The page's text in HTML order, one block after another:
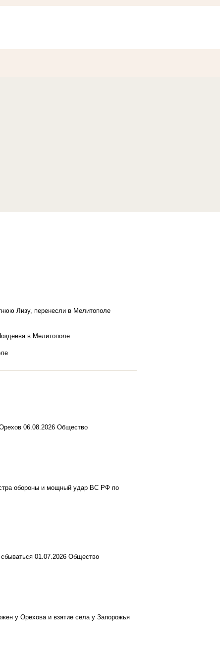
Лизу, перенесли в Мелитополе
в Мелитополе
06.08.2026 Общество
обороны и мощный удар ВС РФ по
01.07.2026 Общество
у Орехова и взятие села у Запорожья